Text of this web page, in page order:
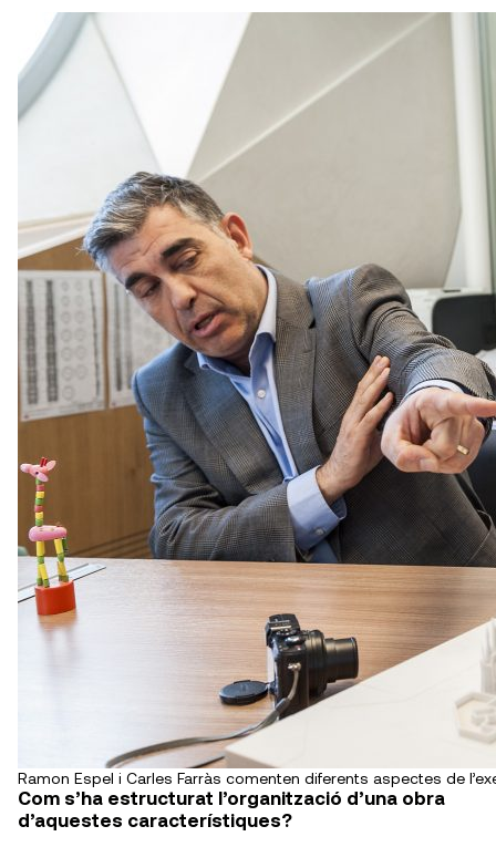
Ramon Espel i Carles Farràs comenten diferents aspectes de
Com s’ha estructurat l’organització d’una obra
d’aquestes característiques?